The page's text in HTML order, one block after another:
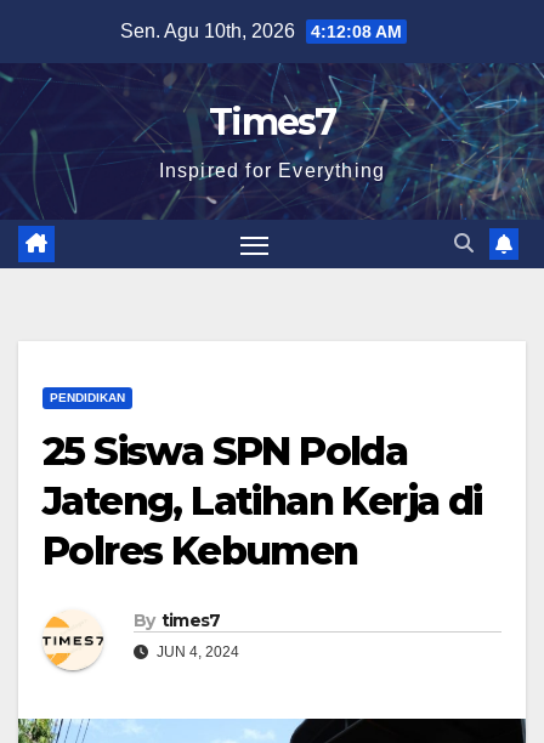
content
Sen. Agu 10th, 2026 4:12:09 AM
Times7
Inspired for Everything
PENDIDIKAN
25 Siswa SPN Polda
Jateng, Latihan Kerja di
Polres Kebumen
By times7
JUN 4, 2024